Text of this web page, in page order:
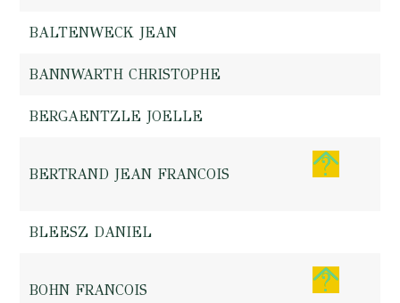
BALTENWECK JEAN
BANNWARTH CHRISTOPHE
BERGAENTZLE JOELLE
BERTRAND JEAN FRANCOIS
BLEESZ DANIEL
BOHN FRANCOIS